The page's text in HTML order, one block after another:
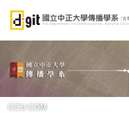
主
區
CCU COM